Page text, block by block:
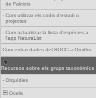
de Falciots
- Com utilitzar els codis d'estudi o
projectes
- Com actualitzar la llista d'espècies a
l'app NaturaList
Com entrar dades del SOCC a Ornitho
Recursos sobre els grups taxonòmics
- Orquídies
Ocells